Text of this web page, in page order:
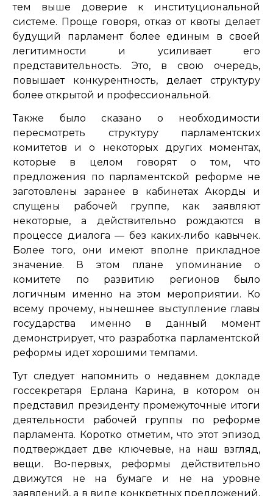
тем выше доверие к институциональной
системе. Проще говоря, отказ от квоты делает
будущий парламент более единым в своей
легитимности и усиливает его
представительность. Это, в свою очередь,
повышает конкурентность, делает структуру
более открытой и профессиональной.
Также было сказано о необходимости
пересмотреть структуру парламентских
комитетов и о некоторых других моментах,
которые в целом говорят о том, что
предложения по парламентской реформе не
заготовлены заранее в кабинетах Акорды и
спущены рабочей группе, как заявляют
некоторые, а действительно рождаются в
процессе диалога — без каких-либо кавычек.
Более того, они имеют вполне прикладное
значение. В этом плане упоминание о
комитете по развитию регионов было
логичным именно на этом мероприятии. Ко
всему прочему, нынешнее выступление главы
государства именно в данный момент
демонстрирует, что разработка парламентской
реформы идет хорошими темпами.
Тут следует напомнить о недавнем докладе
госсекретаря Ерлана Карина, в котором он
представил президенту промежуточные итоги
деятельности рабочей группы по реформе
парламента. Коротко отметим, что этот эпизод
подтверждает две ключевые, на наш взгляд,
вещи. Во-первых, реформы действительно
движутся не на бумаге и не на уровне
заявлений, а в виде конкретных предложений,